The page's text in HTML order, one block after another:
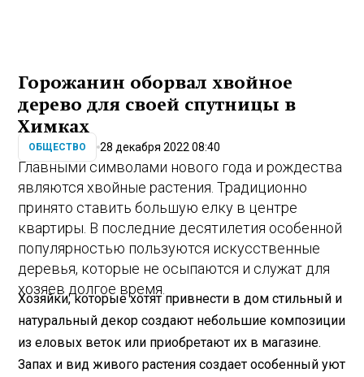
Горожанин оборвал хвойное
дерево для своей спутницы в
Химках
ОБЩЕСТВО 28 декабря 2022 08:40
Главными символами нового года и рождества
являются хвойные растения. Традиционно
принято ставить большую елку в центре
квартиры. В последние десятилетия особенной
популярностью пользуются искусственные
деревья, которые не осыпаются и служат для
хозяев долгое время.
Хозяйки, которые хотят привнести в дом стильный и
натуральный декор создают небольшие композиции
из еловых веток или приобретают их в магазине.
Запах и вид живого растения создает особенный уют